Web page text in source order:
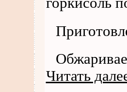
Читать